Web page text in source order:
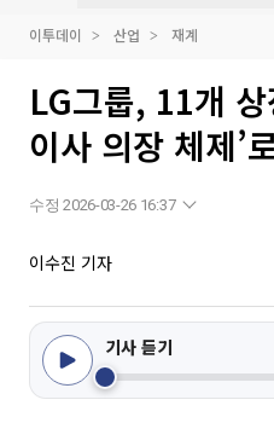
이투데이 산업 재계
LG그룹, 11개 상
이사 의장 체제’
수정 2026-03-26 16:37
이수진 기자
기사 듣기